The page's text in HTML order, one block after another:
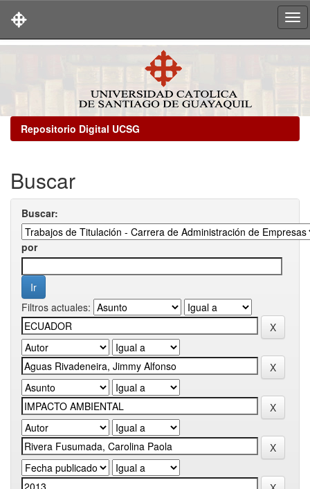
Repositorio Digital UCSG
Buscar
Buscar:
por
Filtros actuales: